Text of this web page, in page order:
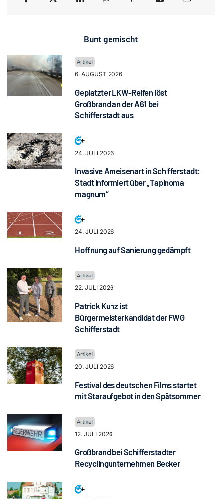
Bunt gemischt
6. AUGUST 2026
Geplatzter LKW-Reifen löst
Großbrand an der A61 bei
Schifferstadt aus
24. JULI 2026
Invasive Ameisenart in Schifferstadt:
Stadt informiert über „Tapinoma
magnum“
24. JULI 2026
Hoffnung auf Sanierung gedämpft
22. JULI 2026
Patrick Kunz ist
Bürgermeisterkandidat der FWG
Schifferstadt
20. JULI 2026
Festival des deutschen Films startet
mit Staraufgebot in den Spätsommer
12. JULI 2026
Großbrand bei Schifferstadter
Recyclingunternehmen Becker